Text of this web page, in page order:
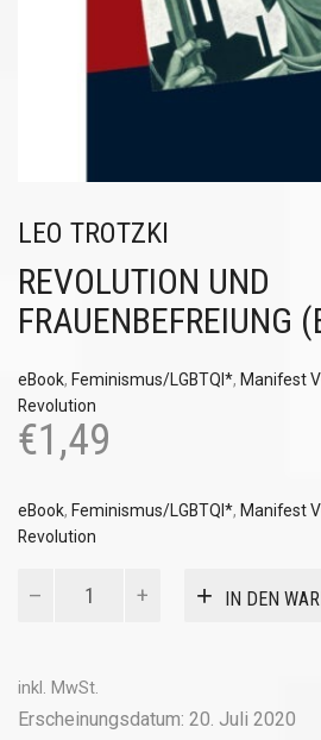
LEO TROTZKI
REVOLUTION UND
FRAUENBEFREIUNG
eBook, Feminismus/LGBTQI*, Manifest
Revolution
€1,49
eBook, Feminismus/LGBTQI*, Manifest
Revolution
Menge
IN DEN
inkl. MwSt.
Erscheinungsdatum: 20. Juli 2020